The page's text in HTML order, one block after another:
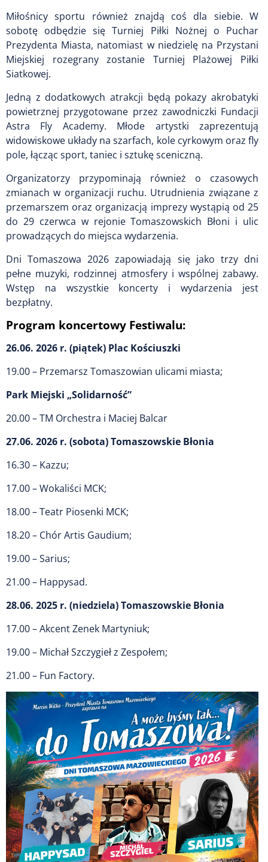
Miłośnicy sportu również znajdą coś dla siebie. W
sobotę odbędzie się Turniej Piłki Nożnej o Puchar
Prezydenta Miasta, natomiast w niedzielę na Przystani
Miejskiej rozegrany zostanie Turniej Plażowej Piłki
Siatkowej.
Jedną z dodatkowych atrakcji będą pokazy akrobatyki
powietrznej przygotowane przez zawodniczki Fundacji
Astra Fly Academy. Młode artystki zaprezentują
widowiskowe układy na szarfach, kole cyrkowym oraz fly
pole, łącząc sport, taniec i sztukę sceniczną.
Organizatorzy przypominają również o czasowych
zmianach w organizacji ruchu. Utrudnienia związane z
przemarszem oraz organizacją imprezy wystąpią od 25
do 29 czerwca w rejonie Tomaszowskich Błoni i ulic
prowadzących do miejsca wydarzenia.
Dni Tomaszowa 2026 zapowiadają się jako trzy dni
pełne muzyki, rodzinnej atmosfery i wspólnej zabawy.
Wstęp na wszystkie koncerty i wydarzenia jest
bezpłatny.
Program koncertowy Festiwalu:
26.06. 2026 r. (piątek) Plac Kościuszki
19.00 – Przemarsz Tomaszowian ulicami miasta;
Park Miejski „Solidarność”
20.00 – TM Orchestra i Maciej Balcar
27.06. 2026 r. (sobota) Tomaszowskie Błonia
16.30 – Kazzu;
17.00 – Wokaliści MCK;
18.00 – Teatr Piosenki MCK;
18.20 – Chór Artis Gaudium;
19.00 – Sarius;
21.00 – Happysad.
28.06. 2025 r. (niedziela) Tomaszowskie Błonia
17.00 – Akcent Zenek Martyniuk;
19.00 – Michał Szczygieł z Zespołem;
21.00 – Fun Factory.